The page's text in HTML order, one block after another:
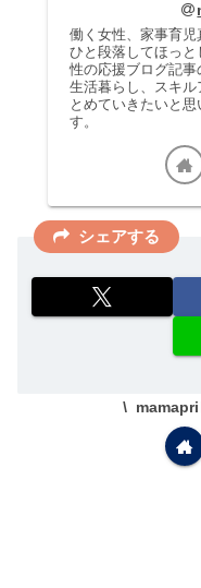
働く女性、家事育
ひと段落してほっ
性の応援ブログ記事
生活暮らし、スキル
とめていきたいと
す。
シェアする
mamapri